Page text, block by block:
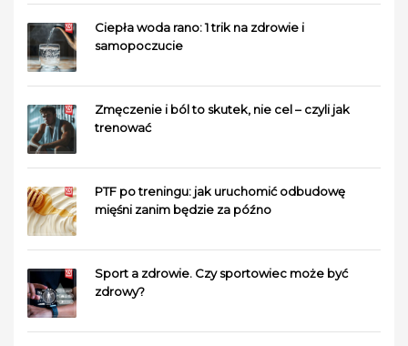
Ciepła woda rano: 1 trik na zdrowie i
samopoczucie
Zmęczenie i ból to skutek, nie cel – czyli jak
trenować
PTF po treningu: jak uruchomić odbudowę
mięśni zanim będzie za późno
Sport a zdrowie. Czy sportowiec może być
zdrowy?